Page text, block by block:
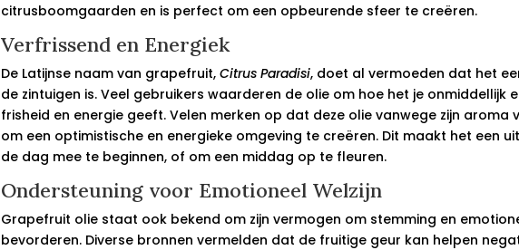
citrusboomgaarden en is perfect om een opbeurende sfeer te creëren.
Verfrissend en Energiek
De Latijnse naam van grapefruit, Citrus Paradisi, doet al vermoeden dat het
de zintuigen is. Veel gebruikers waarderen de olie om hoe het je onmiddellijk
frisheid en energie geeft. Velen merken op dat deze olie vanwege zijn aroma
om een optimistische en energieke omgeving te creëren. Dit maakt het een
de dag mee te beginnen, of om een middag op te fleuren.
Ondersteuning voor Emotioneel Welzijn
Grapefruit olie staat ook bekend om zijn vermogen om stemming en
bevorderen. Diverse bronnen vermelden dat de fruitige geur kan helpen